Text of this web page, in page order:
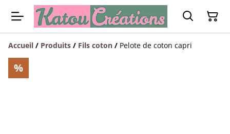
Accueil / Produits / Fils coton / Pelote de coton capri
%